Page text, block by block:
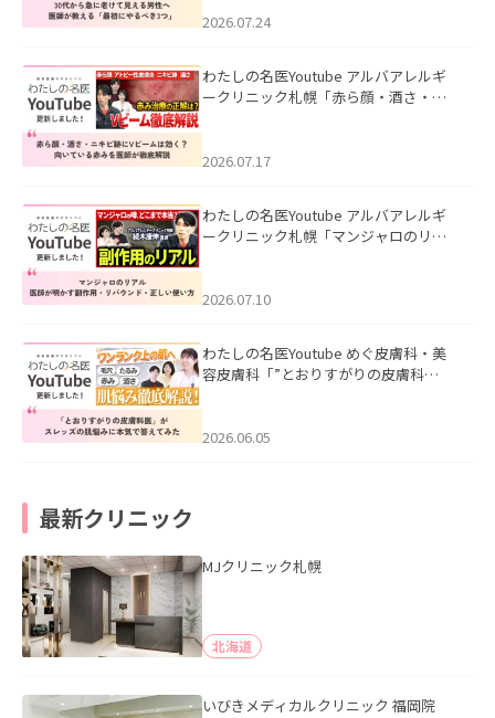
た。
2026.07.24
わたしの名医Youtube アルバアレルギ
ークリニック札幌「赤ら顔・酒さ・ニ
した。
2026.07.17
わたしの名医Youtube アルバアレルギ
ークリニック札幌「マンジャロのリア
た。
2026.07.10
わたしの名医Youtube めぐ皮膚科・美
容皮膚科「”とおりすがりの皮膚科
2026.06.05
最新クリニック
MJクリニック札幌
北海道
いびきメディカルクリニック 福岡院